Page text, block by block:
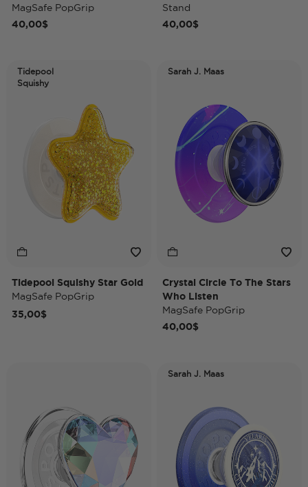
MagSafe PopGrip
40,00$
Stand
40,00$
Tidepool
Squishy
Tidepool Squishy Star Gold
MagSafe PopGrip
35,00$
Sarah J. Maas
Crystal Circle To The Stars
Who Listen
MagSafe PopGrip
40,00$
Sarah J. Maas